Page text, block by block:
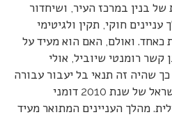
בנין במרכז העיר, ושיחדור
חוקי, תקין ולגיטימי
כאחד. ואולם, האם הוא מעיד על
רומנטי שיוביל, אולי
שהיה זה תנאי בל יעבור עבורה
כי הוא יהיה רווק ויהודי? בישראל של שנת 2010 דומני
מהלך העניינים המתואר מעיד